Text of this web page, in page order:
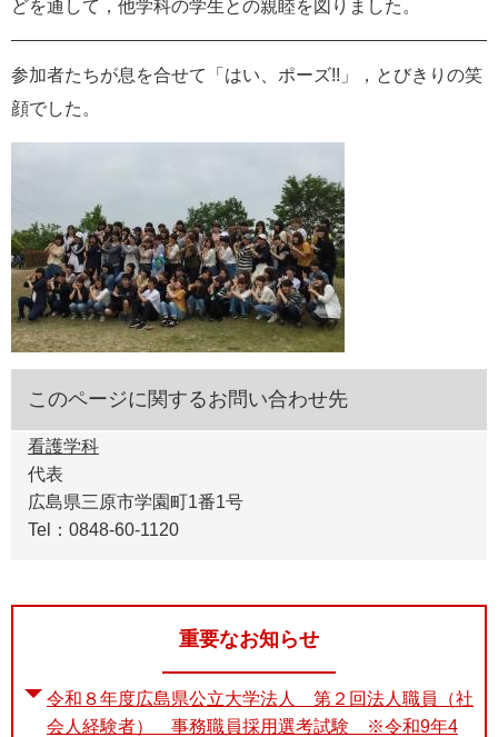
ス
タ
検
索
どを通して，他学科の学生との親睦を図りました。
参加者たちが息を合せて「はい、ポーズ!!」，とびきりの笑
顔でした。
このページに関するお問い合わせ先
看護学科
代表
広島県三原市学園町1番1号
Tel：0848-60-1120
重要なお知らせ
令和８年度広島県公立大学法人 第２回法人職員（社
会人経験者） 事務職員採用選考試験 ※令和9年4